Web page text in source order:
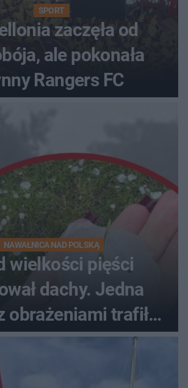
SPORT
zaczęła od
ale pokonała
Rangers FC
NAWAŁNICA NAD POLSKĄ
wielkości pięści
dachy. Jedna
obrażeniami trafiła
do szpitala